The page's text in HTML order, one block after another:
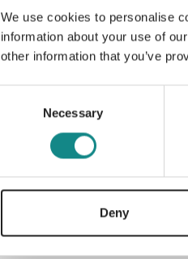
We use cookies to personalise
information about your use of
other information that you’ve
Necessary
Deny